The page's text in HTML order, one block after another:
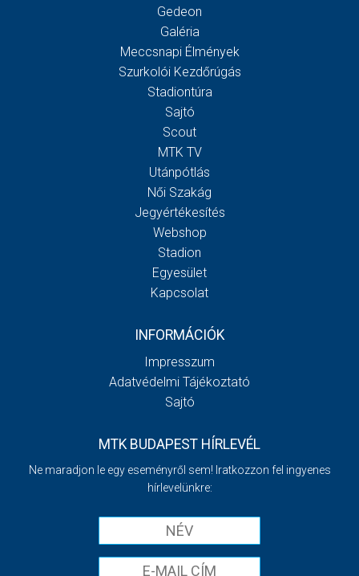
Gedeon
Galéria
Meccsnapi Élmények
Szurkolói Kezdőrúgás
Stadiontúra
Sajtó
Scout
MTK TV
Utánpótlás
Női Szakág
Jegyértékesítés
Webshop
Stadion
Egyesület
Kapcsolat
INFORMÁCIÓK
Impresszum
Adatvédelmi Tájékoztató
Sajtó
MTK BUDAPEST HÍRLEVÉL
Ne maradjon le egy eseményről sem! Iratkozzon fel ingyenes
hírlevelünkre: